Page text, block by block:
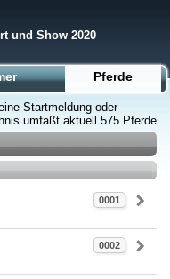
und Show 2020
Pferde
Startmeldung oder
umfaßt aktuell 575 Pferde.
0001
0002